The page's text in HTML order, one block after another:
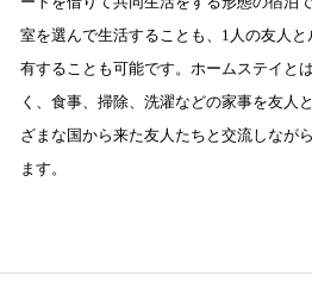
室を選んで生活することも、1人の友人
有することも可能です。ホームステイと
く、食事、掃除、洗濯などの家事を友人
ざまな国から来た友人たちと交流しなが
ます。